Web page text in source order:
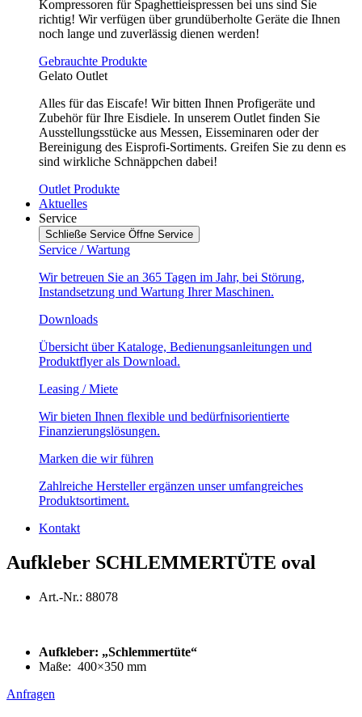
Kompressoren für Spaghettieispressen bei uns sind Sie
richtig! Wir verfügen über grundüberholte Geräte die Ihnen
noch lange und zuverlässig dienen werden!
Gebrauchte Produkte
Gelato Outlet
Alles für das Eiscafe! Wir bitten Ihnen Profigeräte und
Zubehör für Ihre Eisdiele. In unserem Outlet finden Sie
Ausstellungsstücke aus Messen, Eisseminaren oder der
Bereinigung des Eisprofi-Sortiments. Greifen Sie zu denn es
sind wirkliche Schnäppchen dabei!
Outlet Produkte
Aktuelles
Service
Schließe Service Öffne Service
Service / Wartung
Wir betreuen Sie an 365 Tagen im Jahr, bei Störung,
Instandsetzung und Wartung Ihrer Maschinen.
Downloads
Übersicht über Kataloge, Bedienungsanleitungen und
Produktflyer als Download.
Leasing / Miete
Wir bieten Ihnen flexible und bedürfnisorientierte
Finanzierungslösungen.
Marken die wir führen
Zahlreiche Hersteller ergänzen unser umfangreiches
Produktsortiment.
Kontakt
Aufkleber SCHLEMMERTÜTE oval
Art.-Nr.: 88078
Aufkleber: „Schlemmertüte“
Maße: 400×350 mm
Anfragen